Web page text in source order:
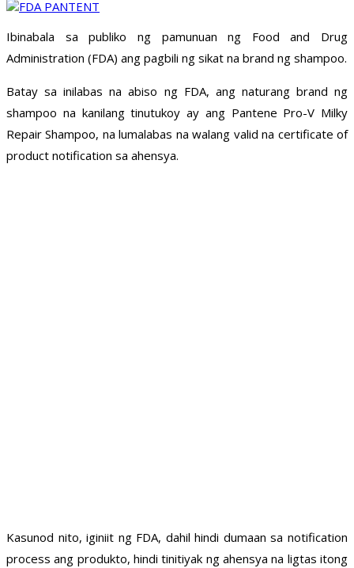
Ibinabala sa publiko ng pamunuan ng Food and Drug
Administration (FDA) ang pagbili ng sikat na brand ng shampoo.
Batay sa inilabas na abiso ng FDA, ang naturang brand ng
shampoo na kanilang tinutukoy ay ang Pantene Pro-V Milky
Repair Shampoo, na lumalabas na walang valid na certificate of
product notification sa ahensya.
Kasunod nito, iginiit ng FDA, dahil hindi dumaan sa notification
process ang produkto, hindi tinitiyak ng ahensya na ligtas itong